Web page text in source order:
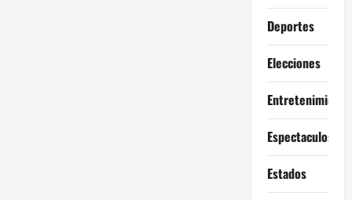
Deportes
Elecciones
Entretenimiento
Espectaculos
Estados